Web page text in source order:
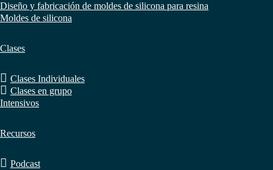
Diseño y fabricación de moldes de silicona para resina
Moldes de silicona
Clases
Clases Individuales
Clases en grupo
Intensivos
Recursos
Podcast